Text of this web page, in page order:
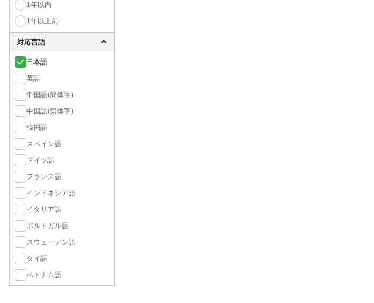
1年以内
1年以上前
対応言語
日本語
英語
中国語(簡体字)
中国語(繁体字)
韓国語
スペイン語
ドイツ語
フランス語
インドネシア語
イタリア語
ポルトガル語
スウェーデン語
タイ語
ベトナム語